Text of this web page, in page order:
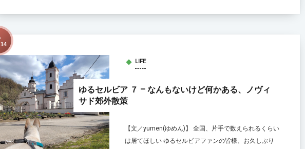
LIFE
ゆるセルビア ７ – なんもないけど何かある、ノヴィ
サド郊外散策
【文／yumen(ゆめん)】 全国、片手で数えられるくらい
は居てほしい ゆるセルビアファンの皆様、お久しぶり
14